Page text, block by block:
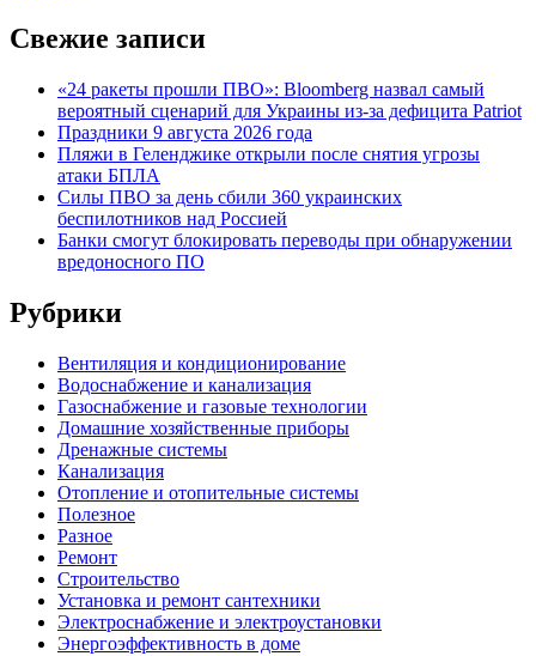
Свежие записи
«24 ракеты прошли ПВО»: Bloomberg назвал самый
вероятный сценарий для Украины из-за дефицита Patriot
Праздники 9 августа 2026 года
Пляжи в Геленджике открыли после снятия угрозы
атаки БПЛА
Силы ПВО за день сбили 360 украинских
беспилотников над Россией
Банки смогут блокировать переводы при обнаружении
вредоносного ПО
Рубрики
Вентиляция и кондиционирование
Водоснабжение и канализация
Газоснабжение и газовые технологии
Домашние хозяйственные приборы
Дренажные системы
Канализация
Отопление и отопительные системы
Полезное
Разное
Ремонт
Строительство
Установка и ремонт сантехники
Электроснабжение и электроустановки
Энергоэффективность в доме